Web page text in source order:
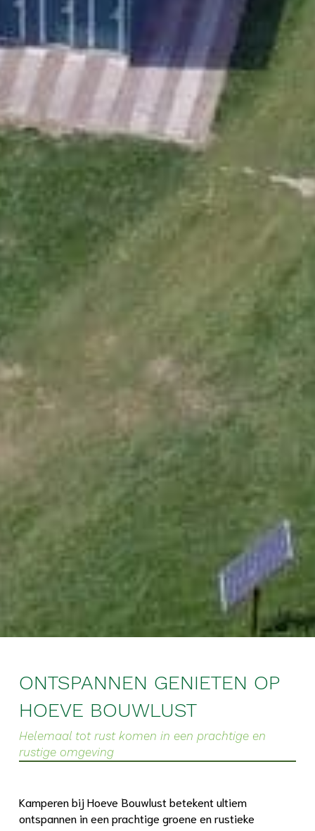
ONTSPANNEN GENIETEN OP
HOEVE BOUWLUST
Helemaal tot rust komen in een prachtige en
rustige omgeving
Kamperen bij Hoeve Bouwlust betekent ultiem
ontspannen in een prachtige groene en rustieke